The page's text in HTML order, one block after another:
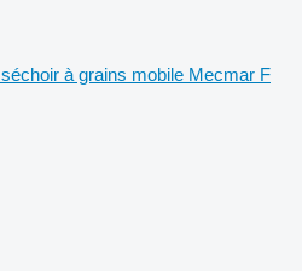
séchoir à grains mobile Mecmar F